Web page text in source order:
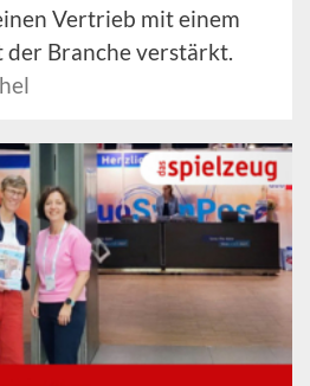
Vertrieb mit einem
Branche verstärkt.